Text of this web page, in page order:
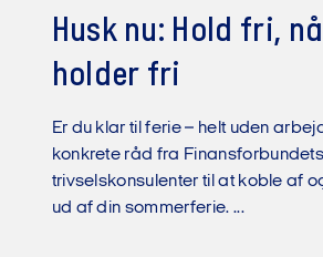
Husk nu: Hold fri,
holder fri
Er du klar til ferie – helt uden
konkrete råd fra Finansforbundets
trivselskonsulenter til at koble af
ud af din sommerferie. ...